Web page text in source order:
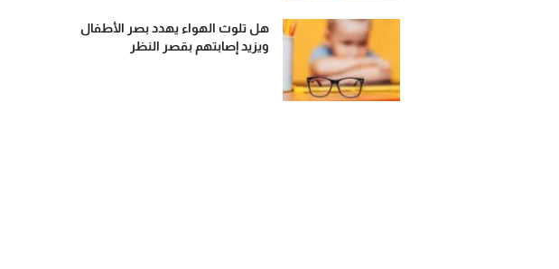
هل تلوث الهواء يهدد بصر الأطفال
ويزيد إصابتهم بقصر النظر